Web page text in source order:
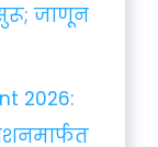
जाणून
2026: